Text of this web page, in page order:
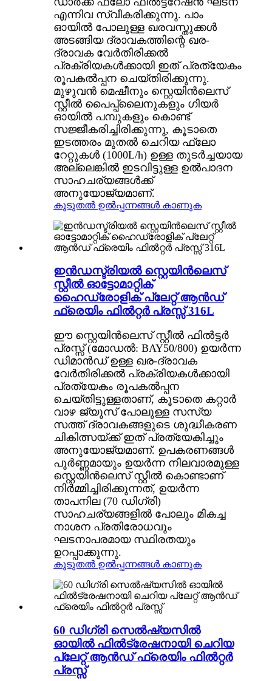
എന്നിവ സ്വീകരിക്കുന്നു. പാം
ഓയിൽ പോലുള്ള ഖരവസ്തുക്കൾ
അടങ്ങിയ ദ്രാവകത്തിന്റെ ഖര-
ദ്രാവക വേർതിരിക്കൽ
പ്രക്രിയകൾക്കായി ഇത് പ്രത്യേകം
രൂപകൽപ്പന ചെയ്‌തിരിക്കുന്നു.
മുഴുവൻ മെഷീനും സ്റ്റെയിൻലെസ്
സ്റ്റീൽ പൈപ്പ്‌ലൈനുകളും ഗിയർ
ഓയിൽ പമ്പുകളും കൊണ്ട്
സജ്ജീകരിച്ചിരിക്കുന്നു, കൂടാതെ
ഇടത്തരം മുതൽ ചെറിയ ഫ്ലോ
റേറ്റുകൾ (1000L/h) ഉള്ള തുടർച്ചയായ
അല്ലെങ്കിൽ ഇടവിട്ടുള്ള ഉൽ‌പാദന
സാഹചര്യങ്ങൾക്ക്
അനുയോജ്യമാണ്.
കൂടുതൽ ഉൽപ്പന്നങ്ങൾ കാണുക
ഇൻഡസ്ട്രിയൽ സ്റ്റെയിൻലെസ്
സ്റ്റീൽ ഓട്ടോമാറ്റിക്
ഹൈഡ്രോളിക് പ്ലേറ്റ് ആൻഡ്
ഫ്രെയിം ഫിൽറ്റർ പ്രസ്സ് 316L
ഈ സ്റ്റെയിൻലെസ് സ്റ്റീൽ ഫിൽട്ടർ
പ്രസ്സ് (മോഡൽ: BAY50/800) ഉയർന്ന
ഡിമാൻഡ് ഉള്ള ഖര-ദ്രാവക
വേർതിരിക്കൽ പ്രക്രിയകൾക്കായി
പ്രത്യേകം രൂപകൽപ്പന
ചെയ്തിട്ടുള്ളതാണ്, കൂടാതെ കറ്റാർ
വാഴ ജ്യൂസ് പോലുള്ള സസ്യ
സത്ത് ദ്രാവകങ്ങളുടെ ശുദ്ധീകരണ
ചികിത്സയ്ക്ക് ഇത് പ്രത്യേകിച്ചും
അനുയോജ്യമാണ്. ഉപകരണങ്ങൾ
പൂർണ്ണമായും ഉയർന്ന നിലവാരമുള്ള
സ്റ്റെയിൻലെസ് സ്റ്റീൽ കൊണ്ടാണ്
നിർമ്മിച്ചിരിക്കുന്നത്, ഉയർന്ന
താപനില (70 ഡിഗ്രി)
സാഹചര്യങ്ങളിൽ പോലും മികച്ച
നാശന പ്രതിരോധവും
ഘടനാപരമായ സ്ഥിരതയും
ഉറപ്പാക്കുന്നു.
കൂടുതൽ ഉൽപ്പന്നങ്ങൾ കാണുക
60 ഡിഗ്രി സെൽഷ്യസിൽ
ഓയിൽ ഫിൽട്രേഷനായി ചെറിയ
പ്ലേറ്റ് ആൻഡ് ഫ്രെയിം ഫിൽറ്റർ
പ്രസ്സ്